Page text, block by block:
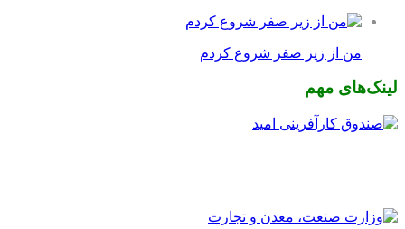
من از زیر صفر شروع کردم
لینک‌های مهم